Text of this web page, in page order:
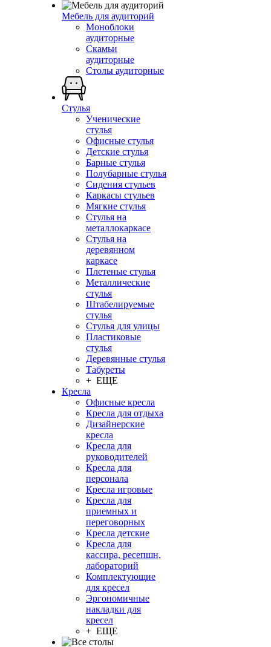
Мебель для аудиторий
Моноблоки
аудиторные
Скамьи
аудиторные
Столы аудиторные
Стулья
Ученические
стулья
Офисные стулья
Детские стулья
Барные стулья
Полубарные стулья
Сидения стульев
Каркасы стульев
Мягкие стулья
Стулья на
металлокаркасе
Стулья на
деревянном
каркасе
Плетеные стулья
Металлические
стулья
Штабелируемые
стулья
Стулья для улицы
Пластиковые
стулья
Деревянные стулья
Табуреты
+ ЕЩЕ
Кресла
Офисные кресла
Кресла для отдыха
Дизайнерские
кресла
Кресла для
руководителей
Кресла для
персонала
Кресла игровые
Кресла для
приемных и
переговорных
Кресла детские
Кресла для
кассира, ресепшн,
лабораторий
Комплектующие
для кресел
Эргономичные
накладки для
кресел
+ ЕЩЕ